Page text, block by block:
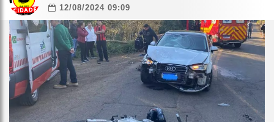
12/08/2024 09:09